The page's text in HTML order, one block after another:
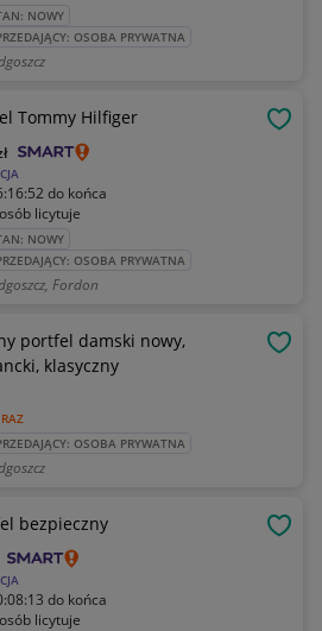
NOWY
OSOBA PRYWATNA
Tommy Hilfiger
do końca
licytuje
NOWY
OSOBA PRYWATNA
Fordon
portfel damski nowy,
klasyczny
OSOBA PRYWATNA
bezpieczny
do końca
licytuje